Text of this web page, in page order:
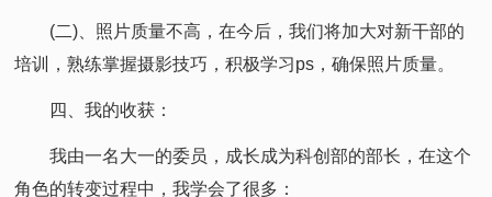
(二)、照片质量不高，在今后，我们将加大对新干部的
培训，熟练掌握摄影技巧，积极学习ps，确保照片质量。
四、我的收获：
我由一名大一的委员，成长成为科创部的部长，在这个
角色的转变过程中，我学会了很多：